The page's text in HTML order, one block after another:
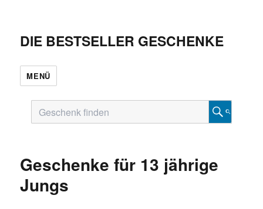
DIE BESTSELLER GESCHENKE
MENÜ
Geschenke für 13 jährige
Jungs